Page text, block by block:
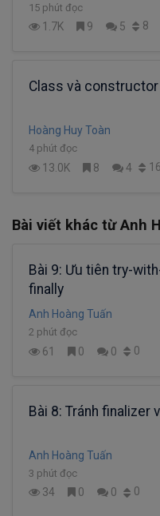
15 phút đọc
1.7K 9 5 8
Class và
Hoàng Huy Toàn
4 phút đọc
13.0K 8 4 16
Bài viết khác từ Anh
Bài 9: Ưu tiên try-
finally
Anh Hoàng Tuấn
2 phút đọc
61 0 0 0
Bài 8: Tránh finalizer
Anh Hoàng Tuấn
3 phút đọc
34 0 0 0